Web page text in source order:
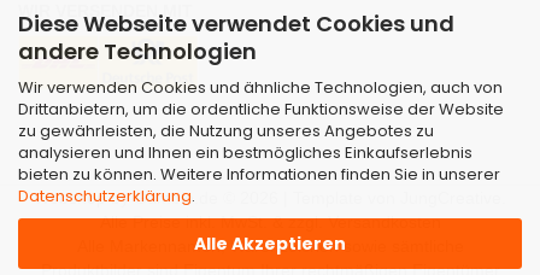
Diese Webseite verwendet Cookies und
andere Technologien
Wir verwenden Cookies und ähnliche Technologien, auch von
Drittanbietern, um die ordentliche Funktionsweise der Website
zu gewährleisten, die Nutzung unseres Angebotes zu
analysieren und Ihnen ein bestmögliches Einkaufserlebnis
bieten zu können. Weitere Informationen finden Sie in unserer
Datenschutzerklärung.
Alle Akzeptieren
WIR VERSENDEN MIT
Webshopby Gambio.de © 2026 | Template von
Alle Preise inkl. MwSt. & zzgl. Versandkosten
Alle Markennamen, Warenzeichen sowie sämtliche
Produktbilder sind Eigentum Ihrer rechtmäßigen Eigentümer